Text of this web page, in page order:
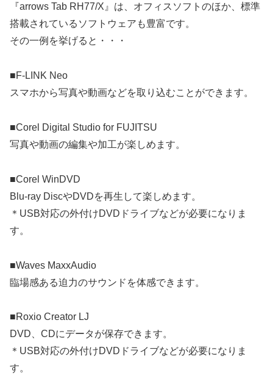
『arrows Tab RH77/X』は、オフィスソフトのほか、標準
搭載されているソフトウェアも豊富です。
その一例を挙げると・・・
■F-LINK Neo
スマホから写真や動画などを取り込むことができます。
■Corel Digital Studio for FUJITSU
写真や動画の編集や加工が楽しめます。
■Corel WinDVD
Blu-ray DiscやDVDを再生して楽しめます。
＊USB対応の外付けDVDドライブなどが必要になりま
す。
■Waves MaxxAudio
臨場感ある迫力のサウンドを体感できます。
■Roxio Creator LJ
DVD、CDにデータが保存できます。
＊USB対応の外付けDVDドライブなどが必要になりま
す。